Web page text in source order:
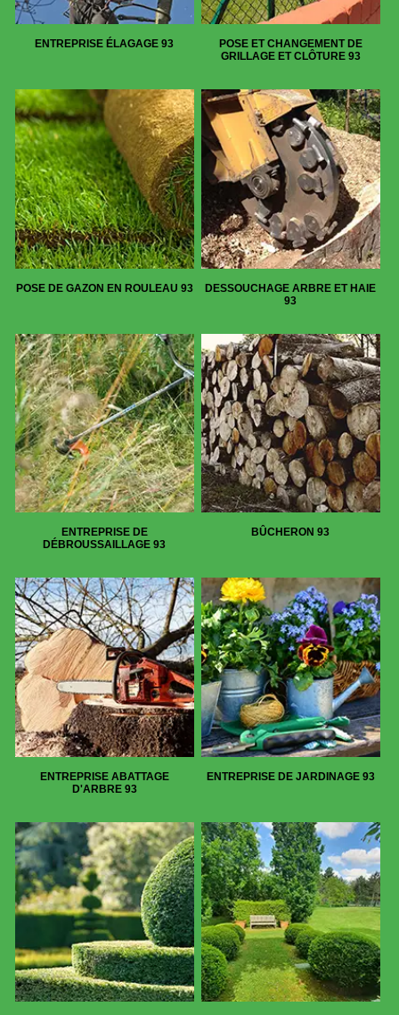
ENTREPRISE ÉLAGAGE 93
POSE ET CHANGEMENT DE
GRILLAGE ET CLÔTURE 93
POSE DE GAZON EN ROULEAU 93
DESSOUCHAGE ARBRE ET HAIE
93
ENTREPRISE DE
DÉBROUSSAILLAGE 93
BÛCHERON 93
ENTREPRISE ABATTAGE
D'ARBRE 93
ENTREPRISE DE JARDINAGE 93